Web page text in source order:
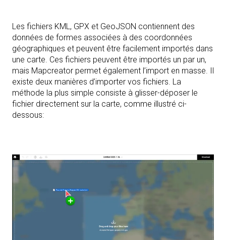
Les fichiers KML, GPX et GeoJSON contiennent des
données de formes associées à des coordonnées
géographiques et peuvent être facilement importés dans
une carte. Ces fichiers peuvent être importés un par un,
mais Mapcreator permet également l’import en masse. Il
existe deux manières d’importer vos fichiers. La
méthode la plus simple consiste à glisser-déposer le
fichier directement sur la carte, comme illustré ci-
dessous: